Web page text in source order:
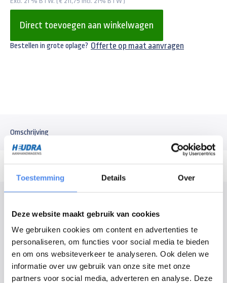
Toestemming Details Over
Deze website maakt gebruik van cookies
We gebruiken cookies om content en advertenties te
personaliseren, om functies voor social media te bieden
en om ons websiteverkeer te analyseren. Ook delen we
informatie over uw gebruik van onze site met onze
partners voor social media, adverteren en analyse. Deze
Direct toevoegen aan winkelwagen
Bestellen in grote oplage? Offerte op maat aanvragen
Omschrijving
Sterk doek voor goederenvervoer, van fijnmazig gaasdoek. Afmeting is
500x200 cm met 20 cm flappen, totale afmeting 540x240 cm met
uitgesneden hoeken. Ogen om de 50 cm voor bevestiging. Inclusief
elastiekkoord; spanrubbers zijn op aanvraag verkrijgbaar.